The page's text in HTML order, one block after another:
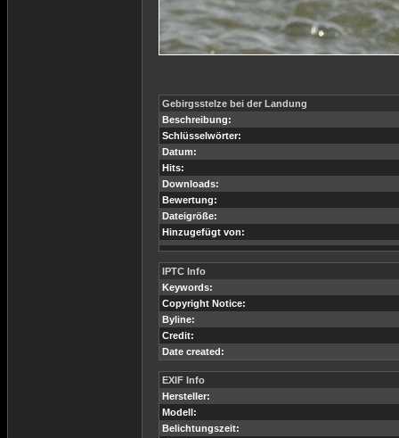
Gebirgsstelze bei der Landung
Beschreibung:
Schlüsselwörter:
Datum:
Hits:
Downloads:
Bewertung:
Dateigröße:
Hinzugefügt von:
IPTC Info
Keywords:
Copyright Notice:
Byline:
Credit:
Date created:
EXIF Info
Hersteller:
Modell:
Belichtungszeit: